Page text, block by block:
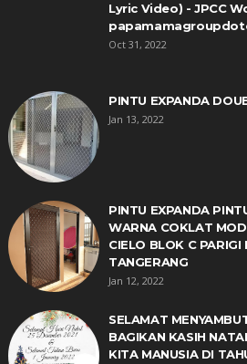
Lyric Video) - JPCC
Oct 31, 2022
PINTU EXPANDA
Jan 13, 2022
PINTU EXPANDA
WARNA COKLAT
CIELO BLOK C PARIGI
TANGERANG
Jan 12, 2022
SELAMAT
BAGIKAN KASIH
KITA MANUSIA DI